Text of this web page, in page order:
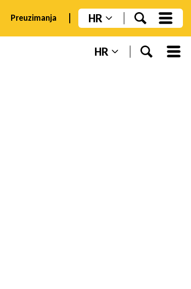
Preuzimanja HR
HR